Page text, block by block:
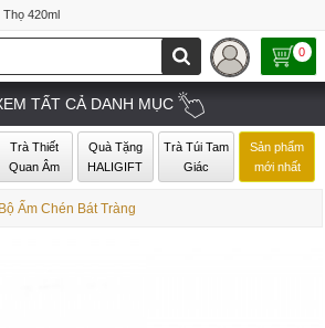
420ml
0
TẤT CẢ DANH MỤC
Trà Thiết
Quan Âm
Quà Tặng
HALIGIFT
Trà Túi Tam
Giác
Sản phẩm
mới nhất
Bộ Ấm Chén Bát Tràng